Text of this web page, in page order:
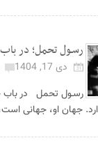
رسـول تحمل؛ در
دی 17, 1404
جهان او، جهانی